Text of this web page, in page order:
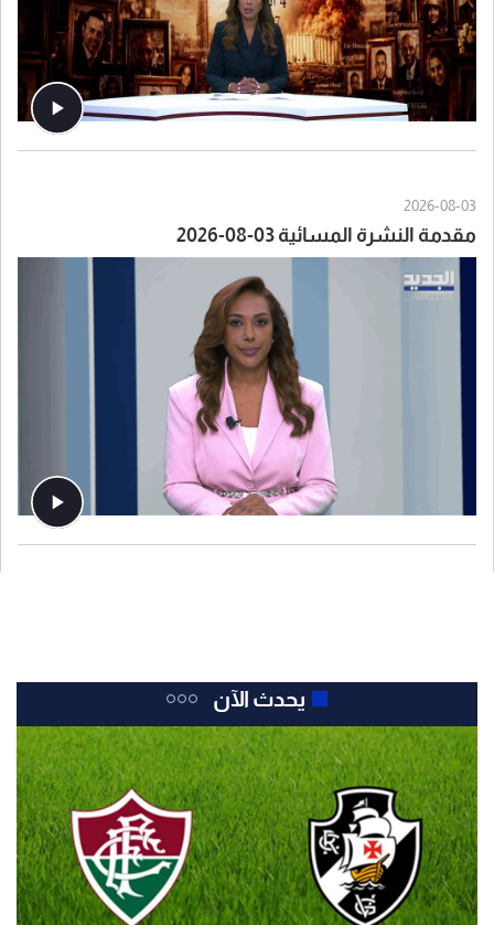
2026-08-03
مقدمة النشرة المسائية 03-08-2026
يحدث الآن